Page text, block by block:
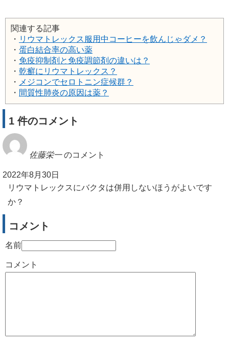
関連する記事
・ リウマトレックス服用中コーヒーを飲んじゃダメ？
・ 蛋白結合率の高い薬
・ 免疫抑制剤と免疫調節剤の違いは？
・ 乾癬にリウマトレックス？
・ メジコンでセロトニン症候群？
・ 間質性肺炎の原因は薬？
1 件のコメント
佐藤栄一 のコメント
2022年8月30日
リウマトレックスにバクタは併用しないほうがよいです
か？
コメント
名前
コメント